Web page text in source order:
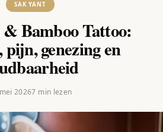
SAK YANT
Bamboo Tattoo:
genezing en
20267 min lezen